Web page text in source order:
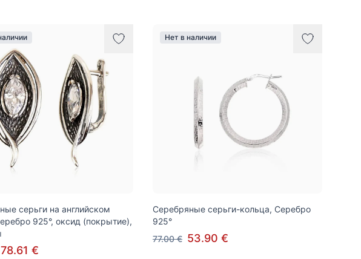
серьги на английском
925°, оксид (покрытие),
78.61 €
Нет в наличии
Серебряные серьги-кольца, Серебро
925°
77.00 € 53.90 €